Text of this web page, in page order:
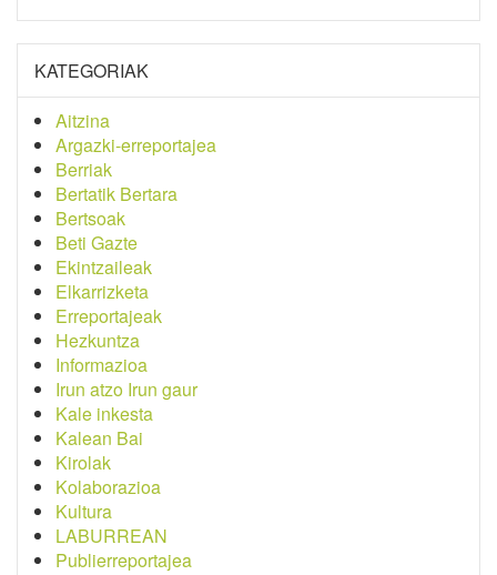
KATEGORIAK
Aitzina
Argazki-erreportajea
Berriak
Bertatik Bertara
Bertsoak
Beti Gazte
Ekintzaileak
Elkarrizketa
Erreportajeak
Hezkuntza
Informazioa
Irun atzo Irun gaur
Kale inkesta
Kalean Bai
Kirolak
Kolaborazioa
Kultura
LABURREAN
Publierreportajea